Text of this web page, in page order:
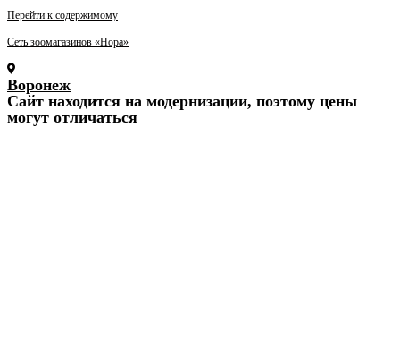
Перейти к содержимому
Сеть зоомагазинов «Нора»
Воронеж
Cайт находится на модернизации, поэтому цены
могут отличаться